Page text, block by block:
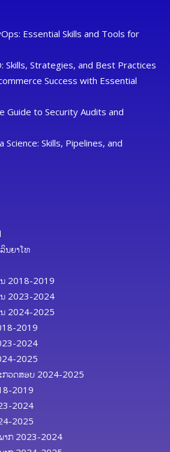
Essential Skills and Tools for
Skills, Strategies, and Best Practices
Success with Essential
Guide to Security Audits and
Science: Skills, Pipelines, and
ນຍາໂທ
ນ 2018-2019
ນ 2023-2024
ນ 2024-2025
2019
2024
2025
ກວດສອບ 2024-2025
2019
2024
2025
ພາກ 2023-2024